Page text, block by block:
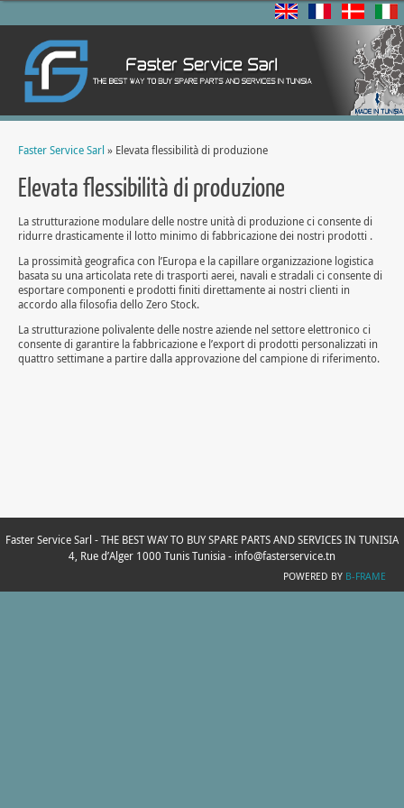
Faster Service Sarl » Elevata flessibilità di produzione
Elevata flessibilità di produzione
La strutturazione modulare delle nostre unità di produzione ci consente di
ridurre drasticamente il lotto minimo di fabbricazione dei nostri prodotti .
La prossimità geografica con l’Europa e la capillare organizzazione logistica
basata su una articolata rete di trasporti aerei, navali e stradali ci consente di
esportare componenti e prodotti finiti direttamente ai nostri clienti in
accordo alla filosofia dello Zero Stock.
La strutturazione polivalente delle nostre aziende nel settore elettronico ci
consente di garantire la fabbricazione e l’export di prodotti personalizzati in
quattro settimane a partire dalla approvazione del campione di riferimento.
Faster Service Sarl - THE BEST WAY TO BUY SPARE PARTS AND SERVICES IN TUNISIA
4, Rue d’Alger 1000 Tunis Tunisia - info@fasterservice.tn
POWERED BY B-FRAME